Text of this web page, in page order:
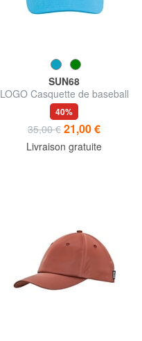
SUN68
LOGO Casquette de baseball
en coton
40%
35,00 € 21,00 €
Livraison gratuite